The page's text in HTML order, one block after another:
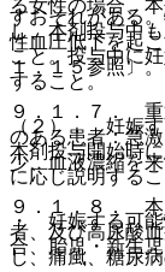
る女性の場合、
し、本剤投与中
こと。投与中に
すること。
（２）． 妊娠
本剤投与開始時
に応じ説明するこ
・ 妊娠する可能
合、胎児・新生
すおそれがある
性血圧低下を起
１．１５参照〕。
９．１．７． 重
のある患者：急
少、血液濃縮を
９．１．８． 本
者、及び高尿酸
し、痛風、糖尿